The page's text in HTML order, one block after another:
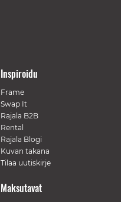
Inspiroidu
Frame
Swap It
Rajala B2B
Rental
Rajala Blogi
Kuvan takana
Tilaa uutiskirje
Maksutavat